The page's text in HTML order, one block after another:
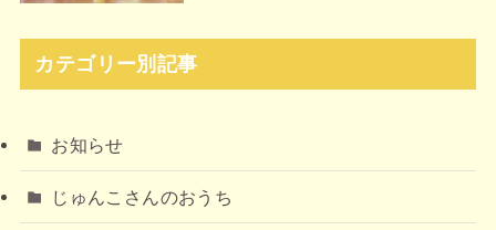
カテゴリー別記事
お知らせ
じゅんこさんのおうち